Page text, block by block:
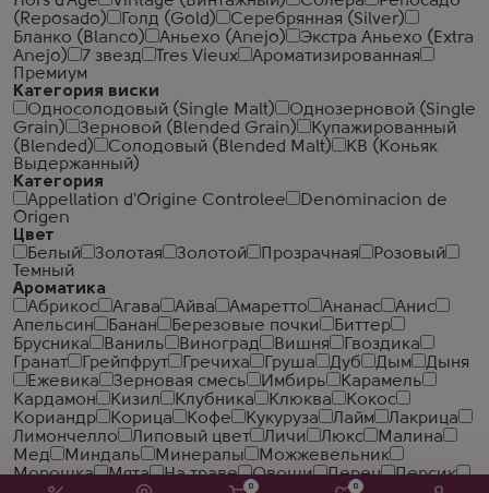
0 0
(Reposado)
Голд (Gold)
Серебрянная (Silver)
Бланко (Blanco)
Аньехо (Anejo)
Экстра Аньехо (Extra
Anejo)
7 звезд Tres Vieux
Ароматизированная
Премиум
Категория виски
Односолодовый (Single Malt)
Однозерновой (Single
Grain)
Зерновой (Blended Grain)
Купажированный
(Blended)
Солодовый (Blended Malt)
КВ (Коньяк
Выдержанный)
Категория
Appellation d'Origine Controlee
Denominacion de
Origen
Цвет
Белый
Золотая Золотой Прозрачная
Розовый
Темный
Ароматика
Абрикос
Агава Айва Амаретто Ананас
Анис
Апельсин
Банан Березовые почки
Биттер
Брусника
Ваниль Виноград Вишня
Гвоздика
Гранат
Грейпфрут Гречиха Груша Дуб Дым
Дыня
Ежевика
Зерновая смесь Имбирь
Карамель
Кардамон
Кизил Клубника Клюква
Кокос
Кориандр
Корица Кофе Кукуруза Лайм
Лакрица
Лимончелло
Липовый цвет Личи Люкс
Малина
Мед
Миндаль Минералы
Можжевельник
Морошка
Мята На траве Овощи Перец
Персик